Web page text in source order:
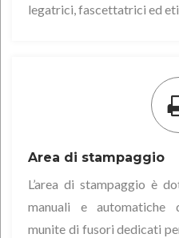
legatrici, fascettatrici ed
Area di stampaggio
L’area di stampaggio è
manuali e automatiche
munite di fusori dedicati